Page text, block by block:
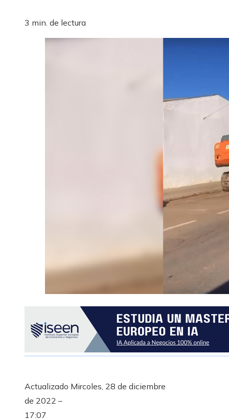
3 min. de lectura
Actualizado Mircoles, 28 de diciembre
de 2022 –
17:07